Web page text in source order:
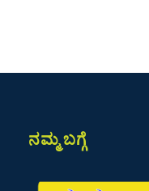
ನಮ್ಮ ಬಗ್ಗೆ